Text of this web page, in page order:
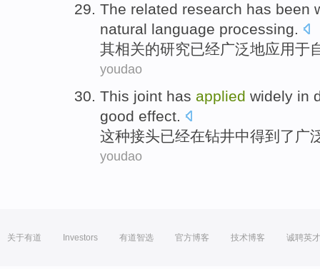
The related research has been
natural language processing.
其相关的研究已经广泛地应用于
youdao
This joint has applied widely in
good effect.
这种接头已经在钻井中得到 了 广
youdao
关于有道 Investors 有道智选 官方博客 技术博客 诚聘英才